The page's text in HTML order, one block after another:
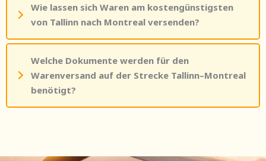
Wie lassen sich Waren am kostengünstigsten
von Tallinn nach Montreal versenden?
Welche Dokumente werden für den
Warenversand auf der Strecke Tallinn–Montreal
benötigt?